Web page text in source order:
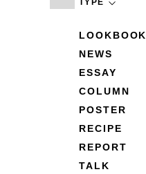
TYPE
LOOKBOOK
NEWS
ESSAY
COLUMN
POSTER
RECIPE
REPORT
TALK